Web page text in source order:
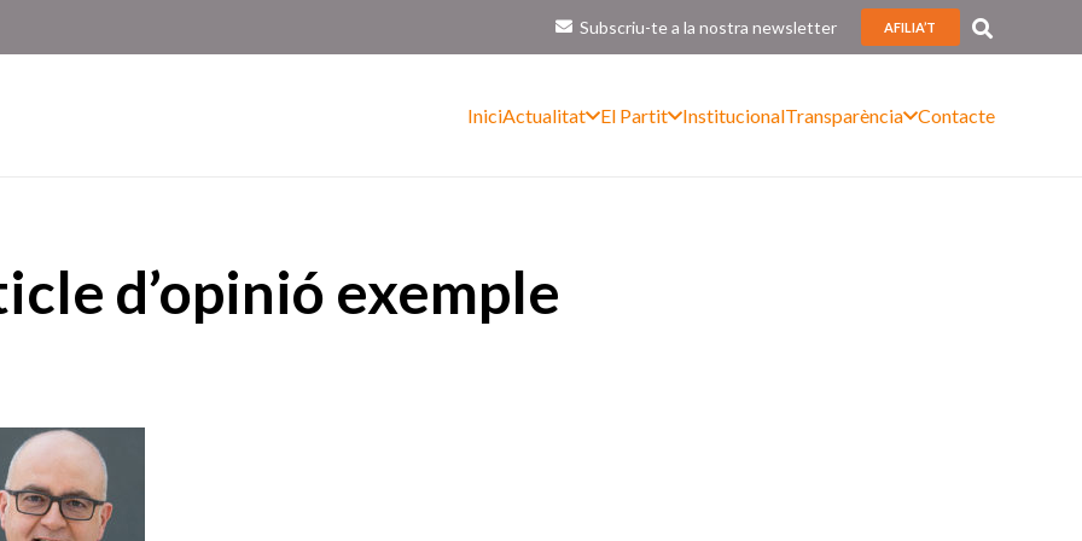
Subscriu-te a la nostra newsletter AFILIA’T
IniciActualitat El Partit InstitucionalTransparència Contacte
d’opinió exemple